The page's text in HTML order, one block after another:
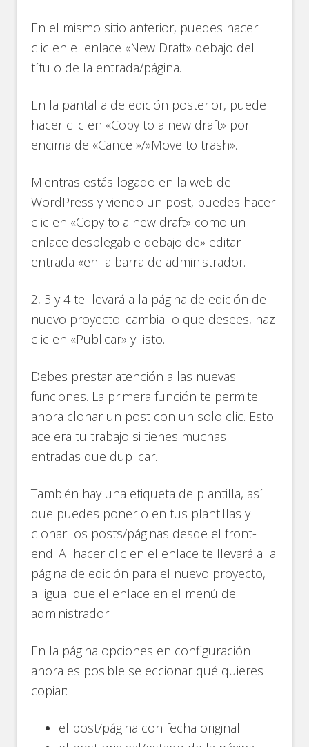
En el mismo sitio anterior, puedes hacer
clic en el enlace «New Draft» debajo del
título de la entrada/página.
En la pantalla de edición posterior, puede
hacer clic en «Copy to a new draft» por
encima de «Cancel»/»Move to trash».
Mientras estás logado en la web de
WordPress y viendo un post, puedes hacer
clic en «Copy to a new draft» como un
enlace desplegable debajo de» editar
entrada «en la barra de administrador.
2, 3 y 4 te llevará a la página de edición del
nuevo proyecto: cambia lo que desees, haz
clic en «Publicar» y listo.
Debes prestar atención a las nuevas
funciones. La primera función te permite
ahora clonar un post con un solo clic. Esto
acelera tu trabajo si tienes muchas
entradas que duplicar.
También hay una etiqueta de plantilla, así
que puedes ponerlo en tus plantillas y
clonar los posts/páginas desde el front-
end. Al hacer clic en el enlace te llevará a la
página de edición para el nuevo proyecto,
al igual que el enlace en el menú de
administrador.
En la página opciones en configuración
ahora es posible seleccionar qué quieres
copiar:
el post/página con fecha original